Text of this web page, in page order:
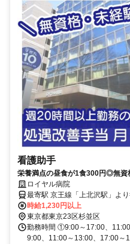
看護助手
栄養満点の昼食が1食300円◎無
間相談もOK◇駅から徒歩7分★残
駅、看護助手、日勤パート】
ロイヤル病院
最寄駅 京王線「上北沢駅」よ
歩8分
時給1,230円以上
東京都東京23区杉並区
勤務時間 ①9:00～17:00、
9:00、11:00～13:00、17:00